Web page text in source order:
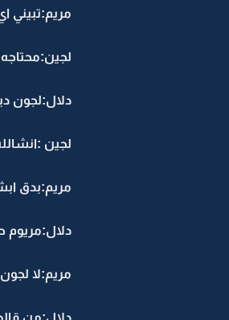
مريم:تبيني
دلال:لجون
لجين
مريم:بدق
دلال:مريوم
مريم:لا
دلال:من